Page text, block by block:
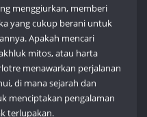
menggiurkan, memberi
yang cukup berani untuk
Apakah mencari
mitos, atau harta
menawarkan perjalanan
di mana sejarah dan
menciptakan pengalaman
terlupakan.